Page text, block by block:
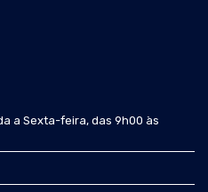
a Sexta-feira, das 9h00 às